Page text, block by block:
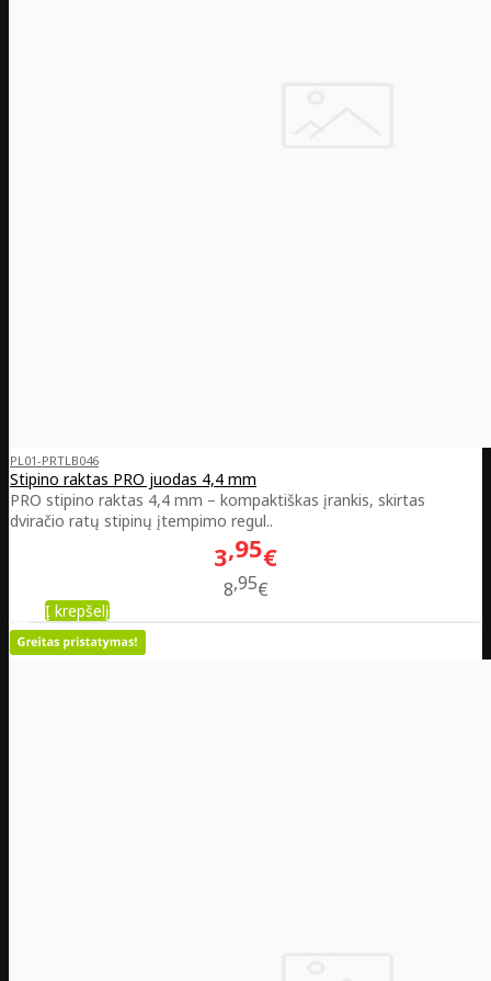
PL01-PRTLB046
Stipino raktas PRO juodas 4,4 mm
PRO stipino raktas 4,4 mm – kompaktiškas įrankis, skirtas
dviračio ratų stipinų įtempimo regul..
3 95€
8 95€
Į krepšelį